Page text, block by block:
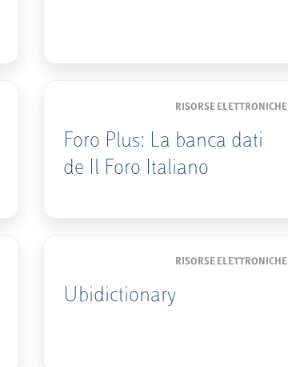
RISORSE ELETTRONICHE
Foro Plus: La banca dati
de Il Foro Italiano
RISORSE ELETTRONICHE
Ubidictionary